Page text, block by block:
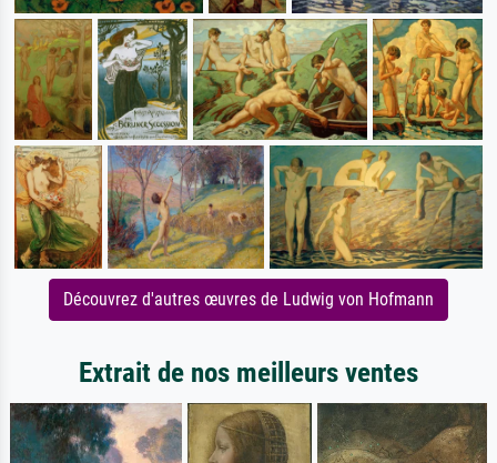
Découvrez d'autres œuvres de Ludwig von Hofmann
Extrait de nos meilleurs ventes